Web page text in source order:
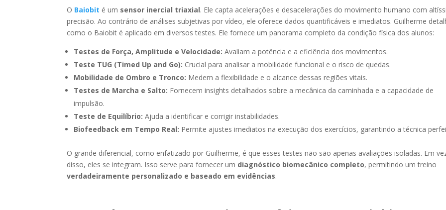
O Baiobit é um sensor inercial triaxial. Ele capta acelerações e desacelerações do movimento humano com
precisão. Ao contrário de análises subjetivas por vídeo, ele oferece dados quantificáveis e imediatos. Guilherme
como o Baiobit é aplicado em diversos testes. Ele fornece um panorama completo da condição física dos alunos:
Testes de Força, Amplitude e Velocidade: Avaliam a potência e a eficiência dos movimentos.
Teste TUG (Timed Up and Go): Crucial para analisar a mobilidade funcional e o risco de quedas.
Mobilidade de Ombro e Tronco: Medem a flexibilidade e o alcance dessas regiões vitais.
Testes de Marcha e Salto: Fornecem insights detalhados sobre a mecânica da caminhada e a capacidade de
impulsão.
Teste de Equilíbrio: Ajuda a identificar e corrigir instabilidades.
Biofeedback em Tempo Real: Permite ajustes imediatos na execução dos exercícios, garantindo a técnica
O grande diferencial, como enfatizado por Guilherme, é que esses testes não são apenas avaliações isoladas. Em
disso, eles se integram. Isso serve para fornecer um diagnóstico biomecânico completo, permitindo um treino
verdadeiramente personalizado e baseado em evidências.